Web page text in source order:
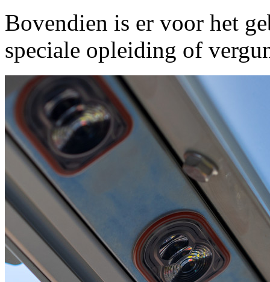
Bovendien is er voor het
speciale opleiding of